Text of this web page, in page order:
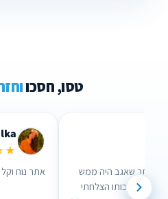
טסו, חסכו
ערכתי
נוח
שבאמת אכפת להם!